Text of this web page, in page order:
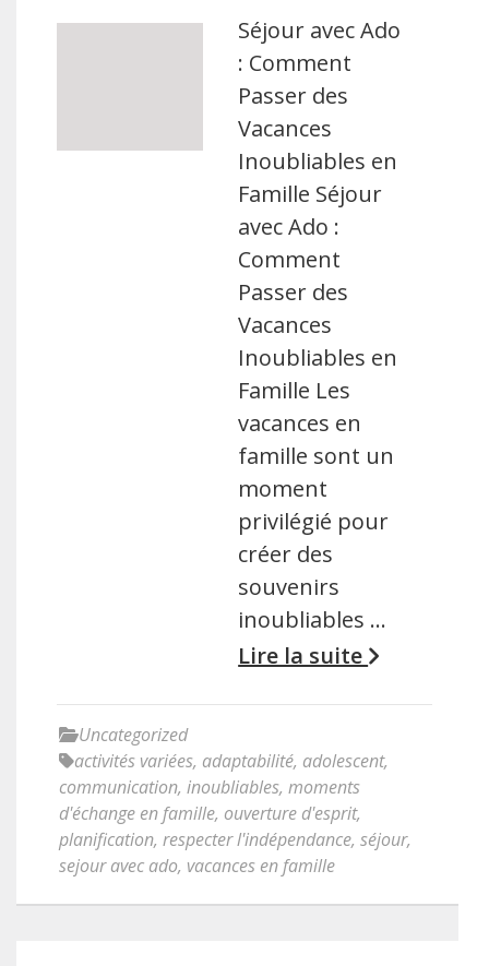
Séjour avec Ado
: Comment
Passer des
Vacances
Inoubliables en
Famille Séjour
avec Ado :
Comment
Passer des
Vacances
Inoubliables en
Famille Les
vacances en
famille sont un
moment
privilégié pour
créer des
souvenirs
inoubliables …
Lire la suite
Uncategorized
activités variées, adaptabilité, adolescent,
communication, inoubliables, moments
d'échange en famille, ouverture d'esprit,
planification, respecter l'indépendance, séjour,
sejour avec ado, vacances en famille